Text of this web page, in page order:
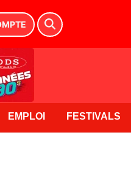
EMPLOI FESTIVALS